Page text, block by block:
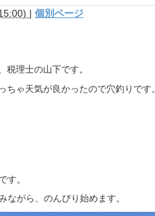
| 個別ページ
税理士の山下です。
ちゃ天気が良かったので穴釣りです
す。
ながら、のんびり始めます。